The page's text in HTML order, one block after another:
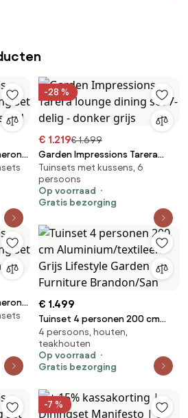
-28 %
€ 1.219€ 1.699
Garden Impressions Tarera
lounge dining set 7-delig -
donker grijs
Tuinsets met kussens, 6
persoons
Op voorraad
Gratis bezorging
€ 1.499
Tuinset 4 personen 200 cm
Aluminium/textileen Grijs
Lifestyle Garden Furniture
Brandon/San
4 persoons, houten,
teakhouten
Op voorraad
Gratis bezorging
-7 %